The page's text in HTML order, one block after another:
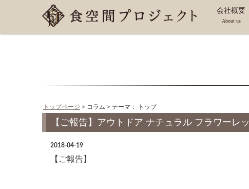
会社概要
About us
トップページ > コラム > テーマ： トップ
【ご報告】アウトドア ナチュラル フラワーレ
2018-04-19
【ご報告】